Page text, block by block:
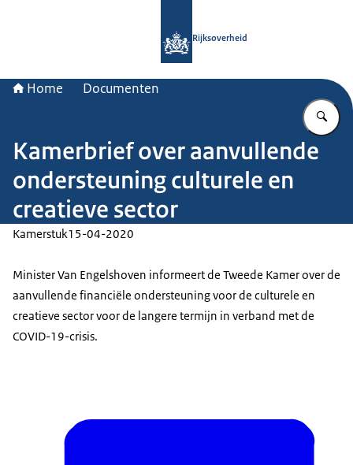
Rijksoverheid
Home Documenten
Kamerbrief over aanvullende
ondersteuning culturele en
creatieve sector
Kamerstuk15-04-2020
Minister Van Engelshoven informeert de Tweede Kamer over de
aanvullende financiële ondersteuning voor de culturele en
creatieve sector voor de langere termijn in verband met de
COVID-19-crisis.